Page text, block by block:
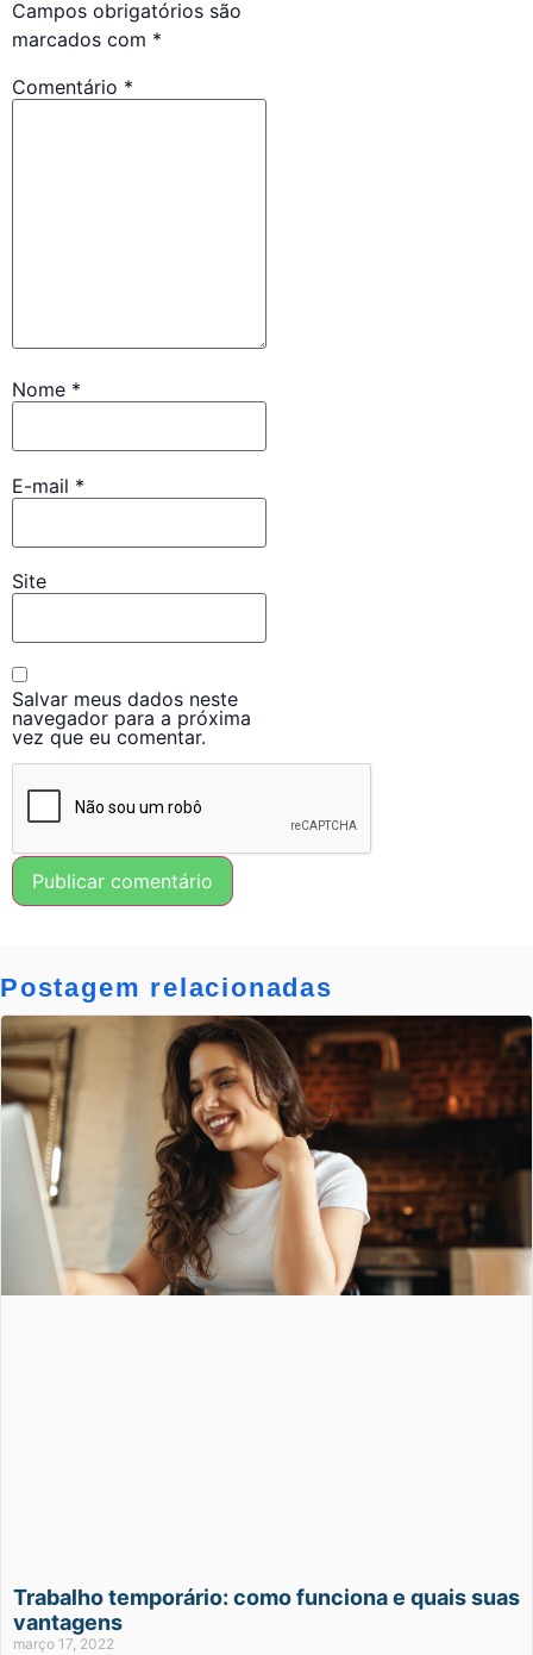
Campos obrigatórios são
marcados com *
Comentário *
Nome *
E-mail *
Site
Salvar meus dados neste
navegador para a próxima
vez que eu comentar.
Postagem relacionadas
Trabalho temporário: como funciona e quais suas
vantagens
março 17, 2022